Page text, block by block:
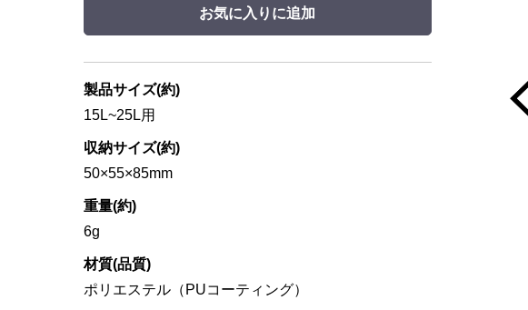
お気に入りに追加
製品サイズ(約)
15L~25L用
収納サイズ(約)
50×55×85mm
重量(約)
6g
材質(品質)
ポリエステル（PUコーティング）